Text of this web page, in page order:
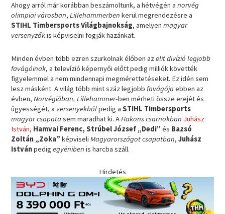
Ahogy arról már korábban beszámoltunk, a hétvégén anorvég
olimpiai városban,Lillehammerben kerül megrendezésre a
STIHL Timbersports Világbajnokság, amelyenmagyar
versenyzőkis képviselni fogják hazánkat.
Minden évben több ezren szurkolnak élőben azelit divízió legjobb
favágóinak, a televízió képernyői előtt pedig milliók követték
figyelemmel a nem mindennapi megmérettetéseket. Ez idén sem
lesz másként. A világ több mint száz legjobbfavágójaebben az
évben,Norvégiában, Lillehammer-ben mérheti össze erejét és
ügyességét, a versenyekbőlpedig aSTIHL Timbersports
magyar csapatasem maradhat ki. AHakons csarnokban Juhász
István, Hamvai Ferenc, Strúbel József „Dedi” és Bazsó
Zoltán „Zoka” képviseliMagyarországot csapatban, Juhász
Istvánpedigegyéniben is harcba száll.
Hirdetés